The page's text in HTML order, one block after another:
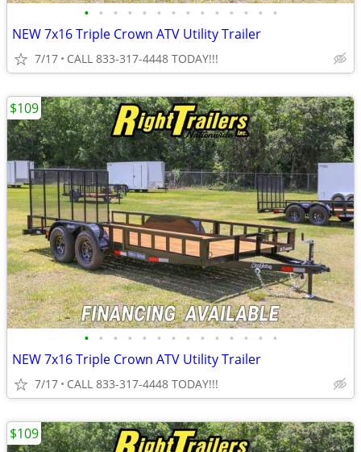
• • • • • • • • • • • • • •
NEW 7x16 Triple Crown ATV Utility Trailer
7/17 CALL 833-317-4448 TODAY!!!
• • • • • • • • • • • • • •
NEW 7x16 Triple Crown ATV Utility Trailer
7/17 CALL 833-317-4448 TODAY!!!
$109
$109